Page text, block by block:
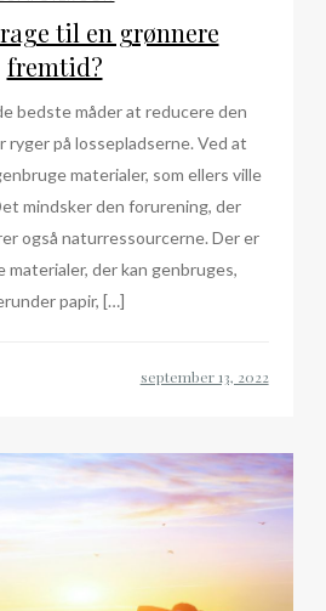
til en grønnere
fremtid?
bedste måder at reducere den
ryger på lossepladserne. Ved at
materialer, som ellers ville
mindsker den forurening, der
også naturressourcerne. Der er
materialer, der kan genbruges,
papir, […]